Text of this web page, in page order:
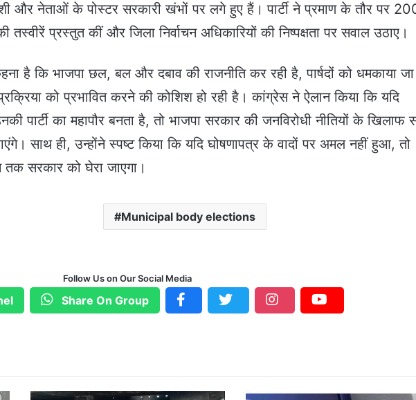
और नेताओं के पोस्टर सरकारी खंभों पर लगे हुए हैं। पार्टी ने प्रमाण के तौर पर
प्रस्तुत कीं और जिला निर्वाचन अधिकारियों की निष्पक्षता पर सवाल उठाए।
है कि भाजपा छल, बल और दबाव की राजनीति कर रही है, पार्षदों को धमकाया जा
को प्रभावित करने की कोशिश हो रही है। कांग्रेस ने ऐलान किया कि यदि
पार्टी का महापौर बनता है, तो भाजपा सरकार की जनविरोधी नीतियों के खिलाफ
साथ ही, उन्होंने स्पष्ट किया कि यदि घोषणापत्र के वादों पर अमल नहीं हुआ, तो
सरकार को घेरा जाएगा।
Municipal body elections
Follow Us on Our Social Media
Share On Group